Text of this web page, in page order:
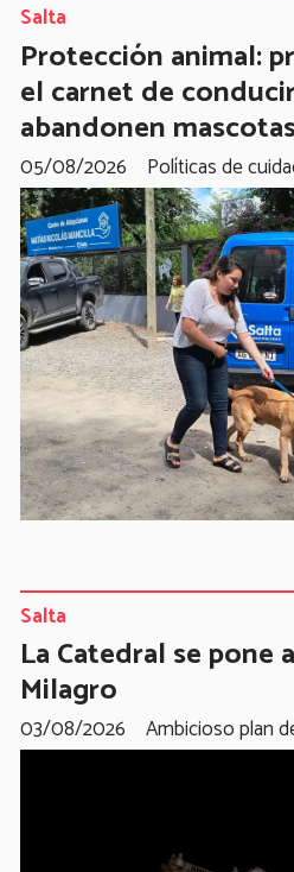
Protección animal:
el carnet de
abandonen
Políticas de
Salta
05/08/2026
La Catedral se pone
Milagro
Ambicioso plan
Salta
03/08/2026